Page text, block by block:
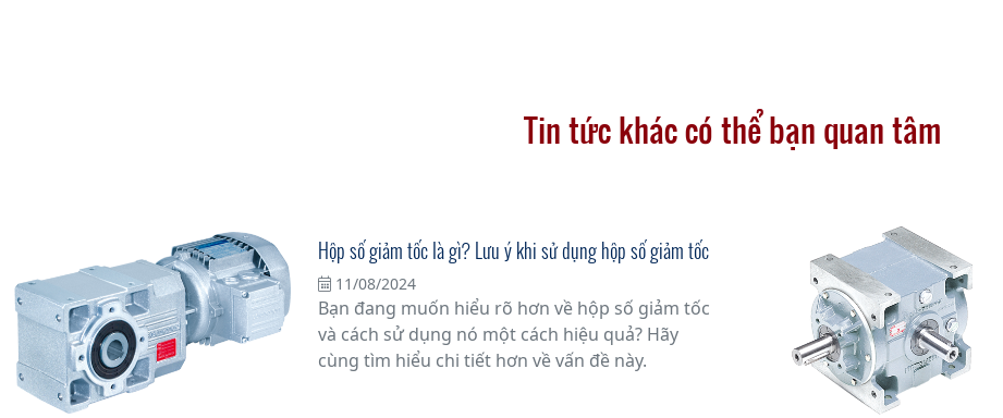
Tin tức khác có thể bạn quan tâm
Hộp số giảm tốc là gì? Lưu ý khi sử dụng hộp số giảm tốc
11/08/2024
Bạn đang muốn hiểu rõ hơn về hộp số giảm tốc
và cách sử dụng nó một cách hiệu quả? Hãy
cùng tìm hiểu chi tiết hơn về vấn đề này.